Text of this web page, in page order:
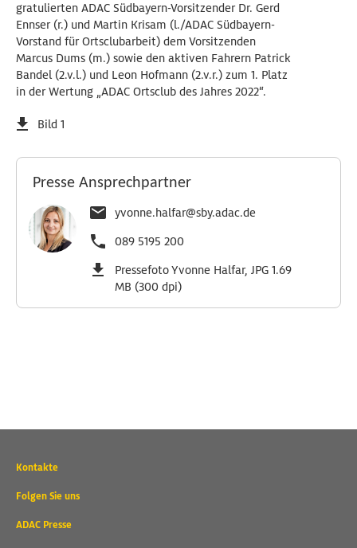
gratulierten ADAC Südbayern-Vorsitzender Dr. Gerd
Ennser (r.) und Martin Krisam (l./ADAC Südbayern-
Vorstand für Ortsclubarbeit) dem Vorsitzenden
Marcus Dums (m.) sowie den aktiven Fahrern Patrick
Bandel (2.v.l.) und Leon Hofmann (2.v.r.) zum 1. Platz
in der Wertung „ADAC Ortsclub des Jahres 2022“.
Bild 1
Presse Ansprechpartner
yvonne.halfar@sby.adac.de
089 5195 200
Pressefoto Yvonne Halfar, JPG 1.69
MB (300 dpi)
Wichtige
und
Links
Kontakte
Folgen Sie uns
ADAC Presse